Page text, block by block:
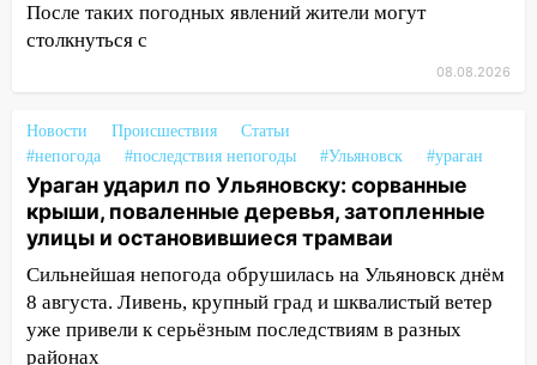
12:01 Пьяная женщина сбила
шестилетнего ребёнка на улице
Федерации: возбуждено уголовное дело
11:16
В Ульяновске ищут 37-летнего
мужчину, пропавшего ещё 19 июля
10:30 От мотофристайла до прогулки с
хаски: куда сходить в Ульяновской
области 8–9 августа
10:11 Директора ульяновской
«Нефтяной топливной компании» будут
судить за неуплату 48,4 млн рублей
После таких погодных явлений жители могут
столкнуться с
08.08.2026
Новости Происшествия
Статьи
#непогода
#последствия непогоды #Ульяновск #ураган
Ураган ударил по Ульяновску: сорванные
крыши, поваленные деревья, затопленные
улицы и остановившиеся трамваи
Сильнейшая непогода обрушилась на Ульяновск днём
8 августа. Ливень, крупный град и шквалистый ветер
уже привели к серьёзным последствиям в разных
районах